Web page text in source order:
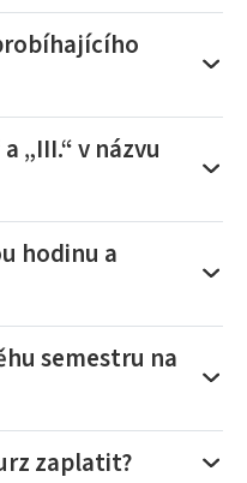
„III.“ v názvu
hodinu a
semestru na
zaplatit?